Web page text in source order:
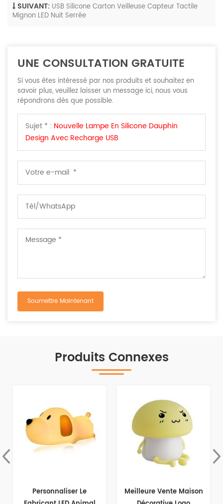
SUIVANT: USB Silicone Carton Veilleuse Capteur Tactile
Mignon LED Nuit Serrée
UNE CONSULTATION GRATUITE
Si vous êtes intéressé par nos produits et souhaitez en
savoir plus, veuillez laisser un message ici, nous vous
répondrons dès que possible.
Sujet * : Nouvelle Lampe En Silicone Dauphin
Design Avec Recharge USB
Produits Connexes
Personnaliser Le
Meilleure Vente Maison